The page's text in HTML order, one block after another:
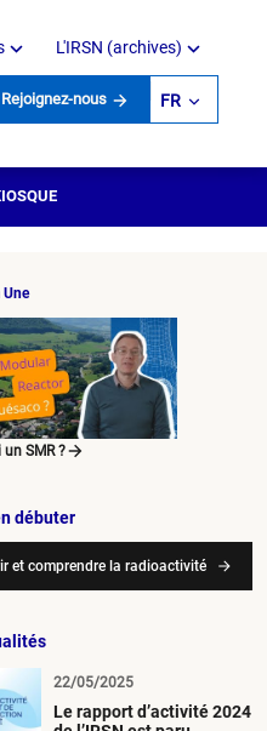
L'IRSN (archives)
Rejoignez-nous FR
Une
un SMR ?
débuter
et comprendre la radioactivité
Le rapport d’activité 2024
22/05/2025